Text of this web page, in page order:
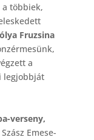
többiek,
Fruzsina
a
legjobbját
verseny,
Szász Emese-